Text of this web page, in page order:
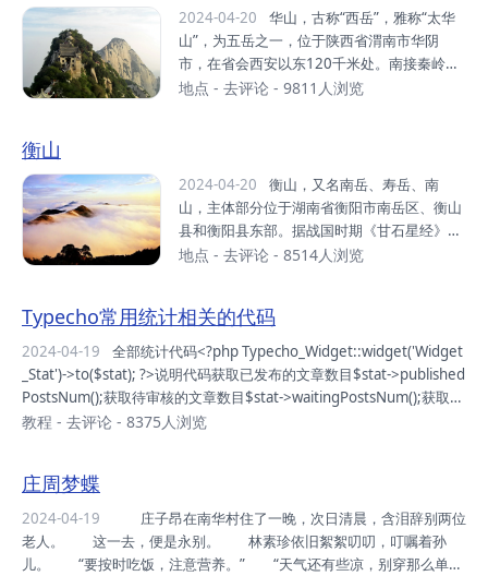
南部、河北省张家口市南部，桑干河、滹沱河
之间一系列山峰的总称，大致西南－东北走向
延伸，东西长近300公里左右，南北宽80公里
左右，最高峰为山阴县、应县边界处的馒头
山，海拔2426米。恒山横亘于山西北部高原
2024-04-20
山”，为五岳之一，位于陕西省渭南市华阴
市，在省会西安以东120千米处。南接秦岭山
脉，北瞰黄渭，自古以来就有“奇险天下第一
崇奉的神祇，即西岳华山君神。共有72个半悬
空洞，道观20余座，其中玉泉院、都龙庙、东
道院、镇岳宫被列为全国重点道教宫观，有陈
抟、郝大通、贺元希等的道教高人。1982
年，华山被国务院颁布为首批国家级风景名胜
1年，华山被国家旅游局评为国家AAAAA级旅
地点 - 去评论 - 9811人浏览
衡山
2024-04-20
山，主体部分位于湖南省衡阳市南岳区、衡山
县和衡阳县东部。据战国时期《甘石星经》记
载，因其位于星座二十八宿的轸星之翼，“变
紫盖峰、岳麓山等，最高峰祝融峰海拔1300.
2米。衡山主体部分介于北纬27°4′—27°20′，
东经112°34′—112°44′之间，呈东北—西南
走向，北起衡山县福田铺乡，南迄衡阳县樟木
乡，西起衡阳县界牌镇，东止衡阳市南岳区，
长38千米，最宽处17千米，总面积640平方千
地点 - 去评论 - 8514人浏览
Typecho常用统计相关的代码
2024-04-19
_Stat')->to($stat); ?>说明代码获取已发布的文章数目$stat->published
PostsNum();获取待审核的文章数目$stat->waitingPostsNum();获取草
稿文章数目$stat->draftPostsNum();获取当前用户已发布的文章数目
教程 - 去评论 - 8375人浏览
庄周梦蝶
2024-04-19
老人。 这一去，便是永别。 林素珍依旧絮絮叨叨，叮嘱着孙
儿。 “要按时吃饭，注意营养。” “天气还有些凉，别穿那么单